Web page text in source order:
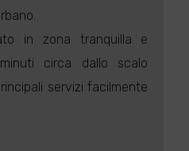
in zona tranquilla e
circa dallo scalo
servizi facilmente